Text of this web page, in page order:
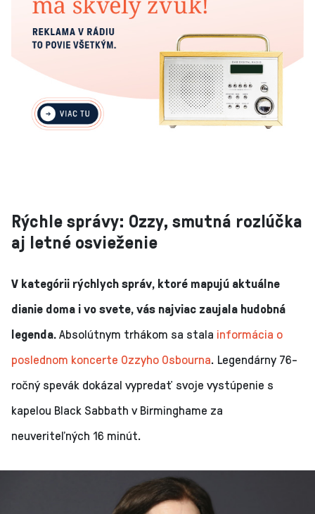
Rýchle správy: Ozzy, smutná rozlúčka
aj letné osvieženie
V kategórii rýchlych správ, ktoré mapujú aktuálne
dianie doma i vo svete, vás najviac zaujala hudobná
legenda.Absolútnym trhákom sa stala informácia o
poslednom koncerte Ozzyho Osbourna. Legendárny 76-
ročný spevák dokázal vypredať svoje vystúpenie s
kapelou Black Sabbath v Birminghame za
neuveriteľných 16 minút.